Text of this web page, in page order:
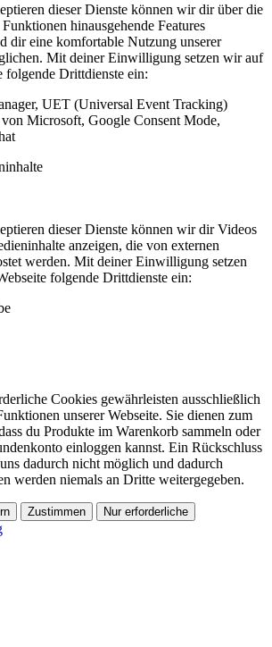
dieser Dienste können wir dir über die
hinausgehende Features
dir eine komfortable Nutzung unserer
Mit deiner Einwilligung setzen wir auf
folgende Drittdienste ein:
UET (Universal Event Tracking)
Microsoft, Google Consent Mode,
dieser Dienste können wir dir Videos
anzeigen, die von externen
werden. Mit deiner Einwilligung setzen
folgende Drittdienste ein:
Cookies gewährleisten ausschließlich
unserer Webseite. Sie dienen zum
du Produkte im Warenkorb sammeln oder
einloggen kannst. Ein Rückschluss
dadurch nicht möglich und dadurch
werden niemals an Dritte weitergegeben.
Zustimmen Nur erforderliche